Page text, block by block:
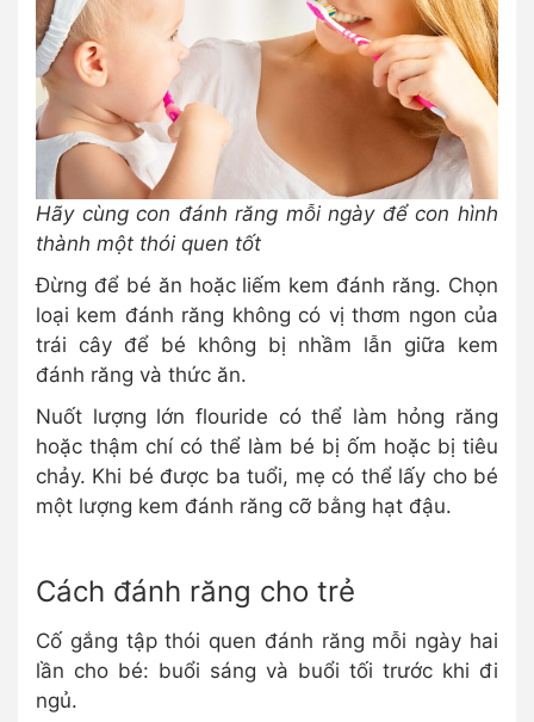
Hãy cùng con đánh răng mỗi ngày để con hình
thành một thói quen tốt
Đừng để bé ăn hoặc liếm kem đánh răng. Chọn
loại kem đánh răng không có vị thơm ngon của
trái cây để bé không bị nhầm lẫn giữa kem
đánh răng và thức ăn.
Nuốt lượng lớn flouride có thể làm hỏng răng
hoặc thậm chí có thể làm bé bị ốm hoặc bị tiêu
chảy. Khi bé được ba tuổi, mẹ có thể lấy cho bé
một lượng kem đánh răng cỡ bằng hạt đậu.
Cách đánh răng cho trẻ
Cố gắng tập thói quen đánh răng mỗi ngày hai
lần cho bé: buổi sáng và buổi tối trước khi đi
ngủ.